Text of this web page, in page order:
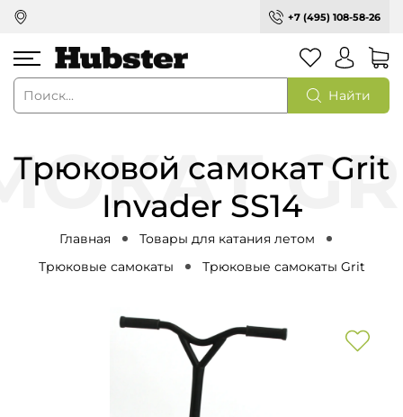
+7 (495) 108-58-26
Найти
Трюковой самокат Grit
Invader SS14
Главная
Товары для катания летом
Трюковые самокаты
Трюковые самокаты Grit